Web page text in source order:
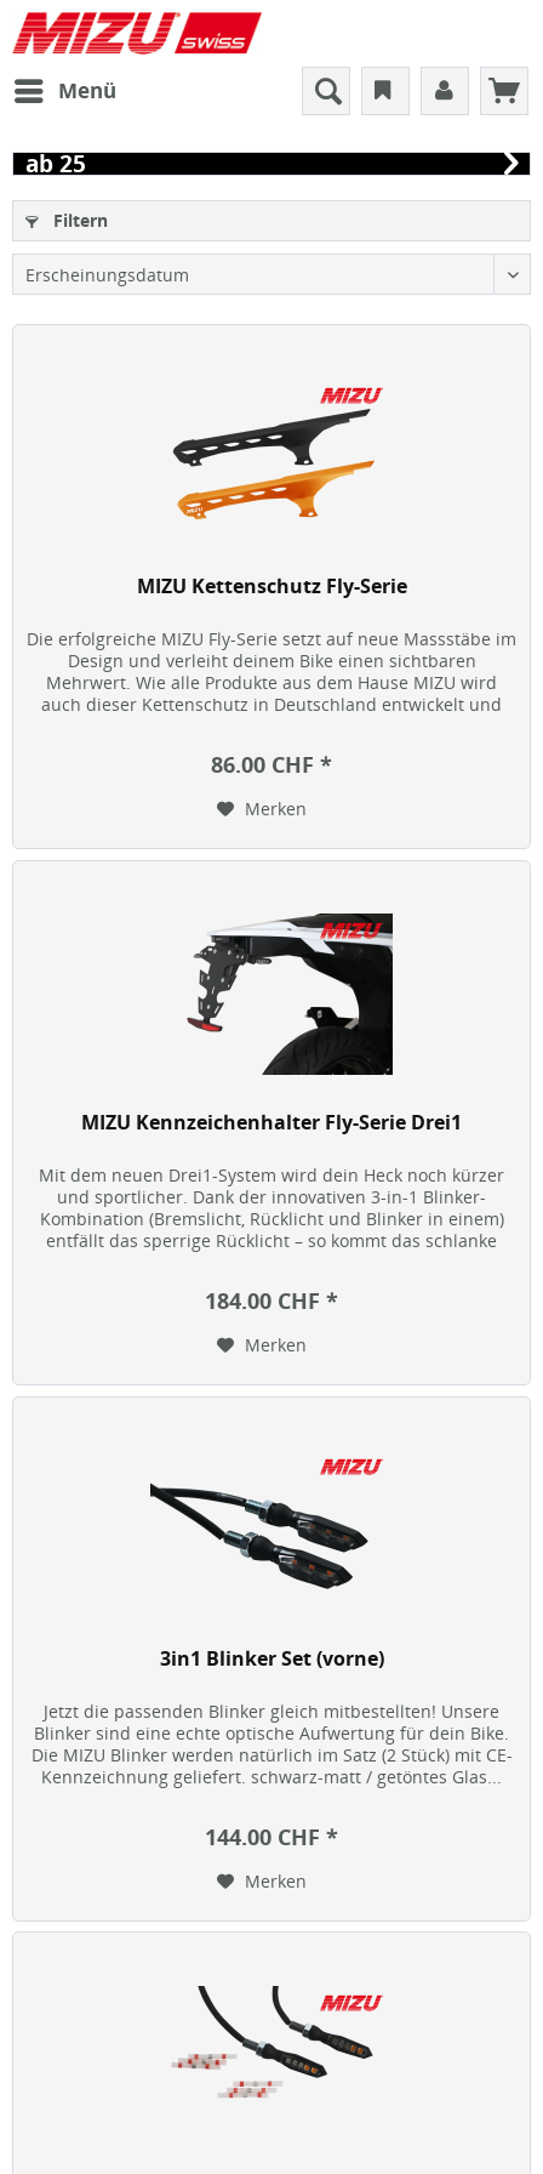
Menü
ab 25
Filtern
MIZU Kettenschutz Fly-Serie
Die erfolgreiche MIZU Fly-Serie setzt auf neue Massstäbe im
Design und verleiht deinem Bike einen sichtbaren
Mehrwert. Wie alle Produkte aus dem Hause MIZU wird
auch dieser Kettenschutz in Deutschland entwickelt und
86.00 CHF *
Merken
MIZU Kennzeichenhalter Fly-Serie Drei1
Mit dem neuen Drei1-System wird dein Heck noch kürzer
und sportlicher. Dank der innovativen 3-in-1 Blinker-
Kombination (Bremslicht, Rücklicht und Blinker in einem)
entfällt das sperrige Rücklicht – so kommt das schlanke
184.00 CHF *
Merken
3in1 Blinker Set (vorne)
Jetzt die passenden Blinker gleich mitbestellten! Unsere
Blinker sind eine echte optische Aufwertung für dein Bike.
Die MIZU Blinker werden natürlich im Satz (2 Stück) mit CE-
Kennzeichnung geliefert. schwarz-matt / getöntes Glas...
144.00 CHF *
Merken